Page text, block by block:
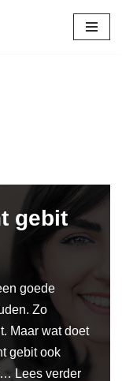
gebit
goede
Zo
Maar wat doet
gebit ook
Lees verder